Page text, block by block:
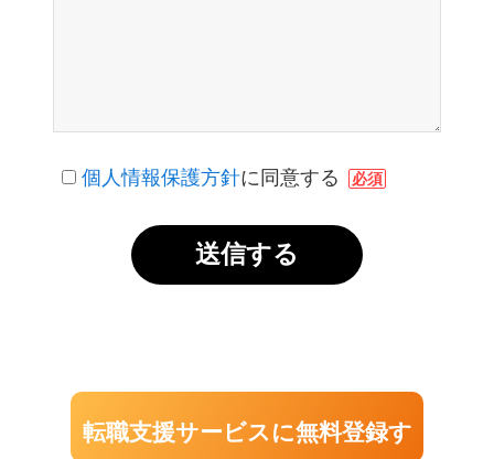
個人情報保護方針に同意する 必須
転職支援サービスに無料登録す